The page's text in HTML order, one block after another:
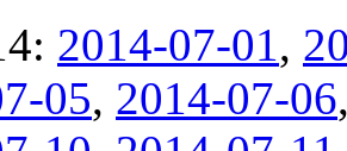
2014-07-01,
05, 2014-07-06